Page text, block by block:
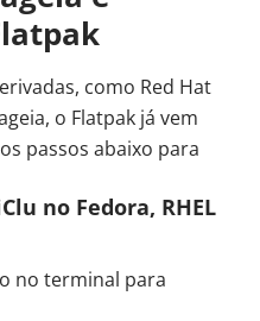
como Red Hat
o Flatpak já vem
passos abaixo para
no Fedora, RHEL
no terminal para